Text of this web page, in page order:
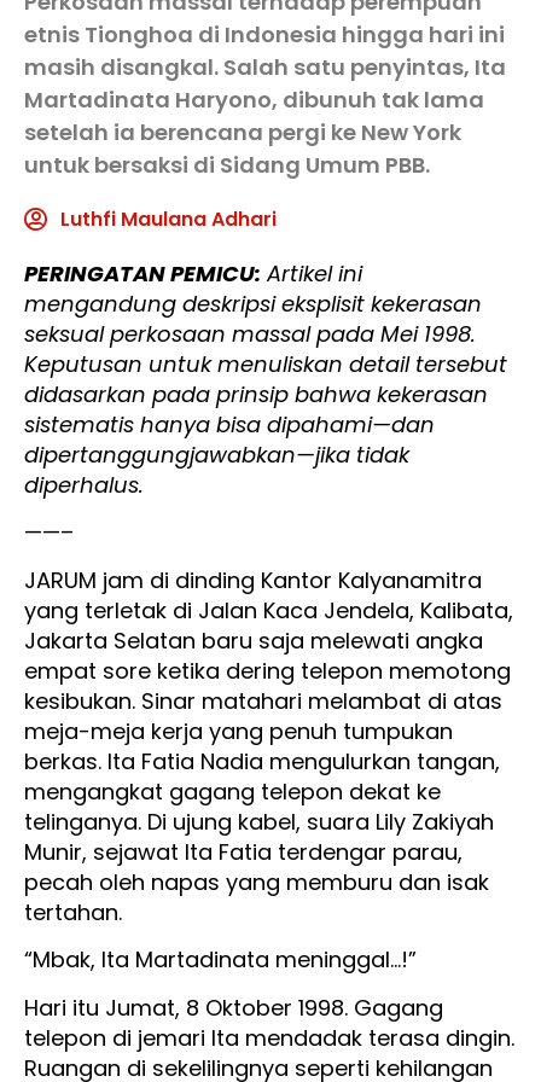
etnis Tionghoa di Indonesia hingga hari ini
masih disangkal. Salah satu penyintas, Ita
Martadinata Haryono, dibunuh tak lama
setelah ia berencana pergi ke New York
untuk bersaksi di Sidang Umum PBB.
Luthfi Maulana Adhari
PERINGATAN PEMICU: Artikel ini
mengandung deskripsi eksplisit kekerasan
seksual perkosaan massal pada Mei 1998.
Keputusan untuk menuliskan detail tersebut
didasarkan pada prinsip bahwa kekerasan
sistematis hanya bisa dipahami—dan
dipertanggungjawabkan—jika tidak
diperhalus.
——–
JARUM jam di dinding Kantor Kalyanamitra
yang terletak di Jalan Kaca Jendela, Kalibata,
Jakarta Selatan baru saja melewati angka
empat sore ketika dering telepon memotong
kesibukan. Sinar matahari melambat di atas
meja-meja kerja yang penuh tumpukan
berkas. Ita Fatia Nadia mengulurkan tangan,
mengangkat gagang telepon dekat ke
telinganya. Di ujung kabel, suara Lily Zakiyah
Munir, sejawat Ita Fatia terdengar parau,
pecah oleh napas yang memburu dan isak
tertahan.
“Mbak, Ita Martadinata meninggal…!”
Hari itu Jumat, 8 Oktober 1998. Gagang
telepon di jemari Ita mendadak terasa dingin.
Ruangan di sekelilingnya seperti kehilangan